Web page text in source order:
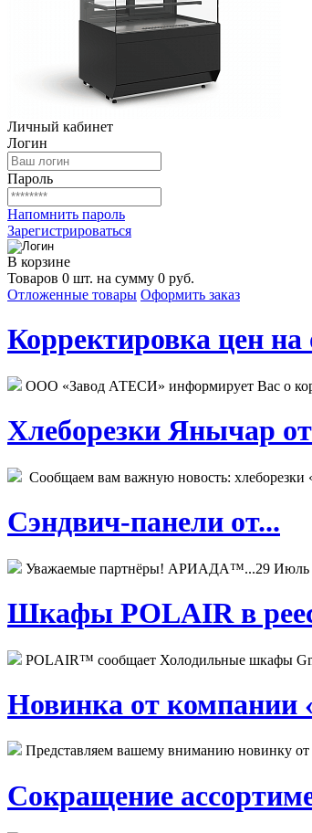
Личный кабинет
Логин
Пароль
Напомнить пароль
Зарегистрироваться
В корзине
Товаров 0 шт. на сумму 0 руб.
Отложенные товары Оформить заказ
Корректировка цен на
ООО «Завод АТЕСИ» информирует Вас о
Хлеборезки Янычар
Сообщаем вам важную новость:
Сэндвич-панели от...
Уважаемые партнёры! АРИАДА™...29 Июль
Шкафы POLAIR в
POLAIR™ сообщает Холодильные шкафы
Новинка от
Представляем вашему вниманию новинку
Сокращение